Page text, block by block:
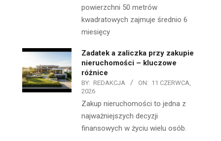
powierzchni 50 metrów
kwadratowych zajmuje średnio 6
miesięcy
Zadatek a zaliczka przy zakupie
nieruchomości – kluczowe
różnice
BY: REDAKCJA ON: 11 CZERWCA,
2026
Zakup nieruchomości to jedna z
najważniejszych decyzji
finansowych w życiu wielu osób.